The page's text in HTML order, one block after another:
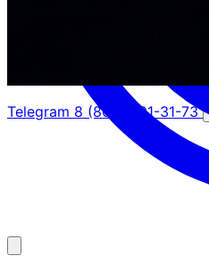
Telegram 8 (800) 201-31-73